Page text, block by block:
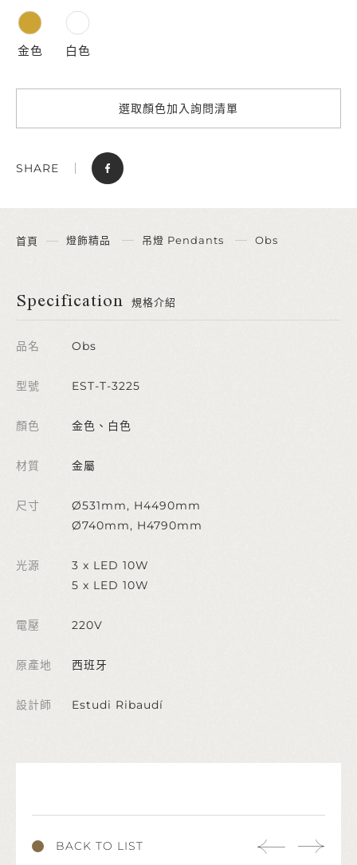
金色 白色
選取顏色加入詢問清單
SHARE
首頁 燈飾精品 吊燈 Pendants Obs
Specification 規格介紹
品名 Obs
型號 EST-T-3225
顏色 金色、白色
材質 金屬
尺寸
Ø531mm, H4490mm
Ø740mm, H4790mm
光源
3 x LED 10W
5 x LED 10W
電壓 220V
原產地 西班牙
設計師 Estudi Ribaudí
BACK TO LIST